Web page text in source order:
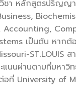
ชา หลักสูตรปริญญ
Accounting,
เป็นต้น หากต้
ST.LOUIS ส
แนนผ่านตามที่มหา
อที่ University of